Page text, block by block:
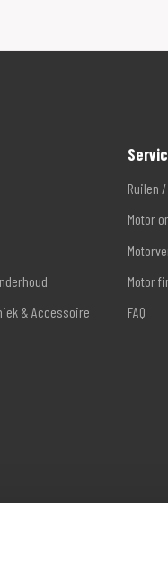
& Accessoire
Ruilen
Motor
Motor
FAQ